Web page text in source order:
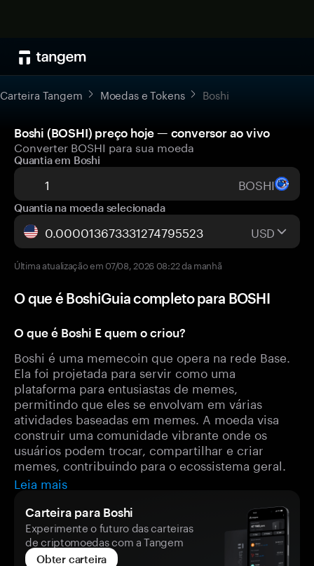
Carteira Tangem Moedas e Tokens Boshi
Boshi (BOSHI) preço hoje — conversor ao vivo
Converter BOSHI para sua moeda
Quantia em Boshi
BOSHI
Quantia na moeda selecionada
USD
Última atualização em 07/08, 2026 08:22 da manhã
O que é BoshiGuia completo para BOSHI
O que é Boshi E quem o criou?
Boshi é uma memecoin que opera na rede Base.
Ela foi projetada para servir como uma
plataforma para entusiastas de memes,
permitindo que eles se envolvam em várias
atividades baseadas em memes. A moeda visa
construir uma comunidade vibrante onde os
usuários podem trocar, compartilhar e criar
memes, contribuindo para o ecossistema geral.
Leia mais
Carteira para Boshi
Experimente o futuro das carteiras
de criptomoedas com a Tangem
Obter carteira